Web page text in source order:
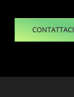
CONTATTACI